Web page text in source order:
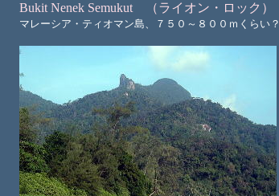
Bukit Nenek Semukut （ライオン・ロック）
マレーシア・ティオマン島、７５０～８００ｍくらい？